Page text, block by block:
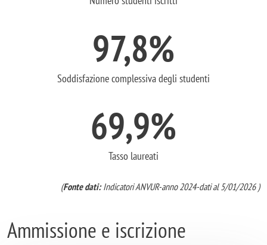
97,8%
Soddisfazione complessiva degli studenti
69,9%
Tasso laureati
Fonte dati: Indicatori ANVUR-anno 2024-dati al 5/01/2026
Ammissione e iscrizione